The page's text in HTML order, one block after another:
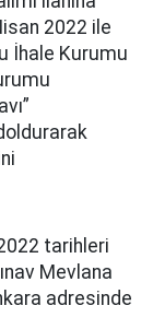
2022 ile
İhale Kurumu
tarihleri
Mevlana
adresinde